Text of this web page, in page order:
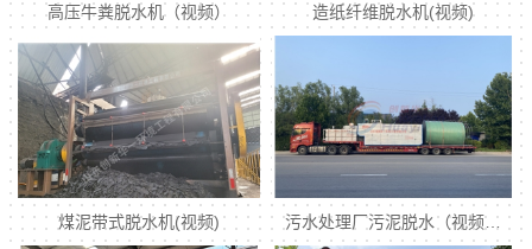
高压牛粪脱水机（视频） 造纸纤维脱水机(视频)
煤泥带式脱水机(视频) 污水处理厂污泥脱水（视频…